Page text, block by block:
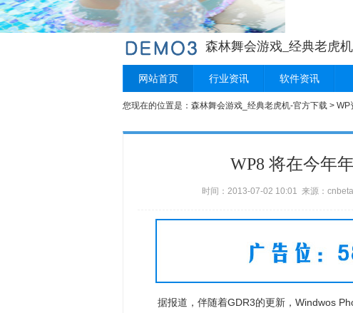
森林舞会游戏_经典老虎
网站首页 行业资讯 软件资讯
您现在的位置是： 森林舞会游戏_经典老虎机-官方下载 > WP
WP8 将在今年
时间：2013-07-02 10:01 来源：
据报道，伴随着GDR3的更新，Windwos